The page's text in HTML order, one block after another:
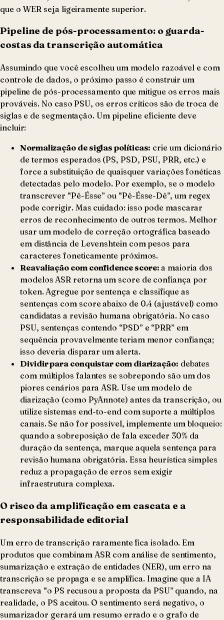
que o WER seja ligeiramente superior.
Pipeline de pós-processamento: o guarda-
costas da transcrição automática
Assumindo que você escolheu um modelo razoável e com
controle de dados, o próximo passo é construir um
pipeline de pós-processamento que mitigue os erros mais
prováveis. No caso PSU, os erros críticos são de troca de
siglas e de segmentação. Um pipeline eficiente deve
incluir:
Normalização de siglas políticas: crie um dicionário
de termos esperados (PS, PSD, PSU, PRR, etc.) e
force a substituição de quaisquer variações fonéticas
detectadas pelo modelo. Por exemplo, se o modelo
transcrever “Pê-Ésse” ou “Pê-Ésse-Dê”, um regex
pode corrigir. Mas cuidado: isso pode mascarar
erros de reconhecimento de outros termos. Melhor
usar um modelo de correção ortográfica baseado
em distância de Levenshtein com pesos para
caracteres foneticamente próximos.
Reavaliação com confidence score: a maioria dos
modelos ASR retorna um score de confiança por
token. Agregue por sentença e classifique as
sentenças com score abaixo de 0.4 (ajustável) como
candidatas a revisão humana obrigatória. No caso
PSU, sentenças contendo “PSD” e “PRR” em
sequência provavelmente teriam menor confiança;
isso deveria disparar um alerta.
Dividir para conquistar com diarização: debates
com múltiplos falantes se sobrepondo são um dos
piores cenários para ASR. Use um modelo de
diarização (como PyAnnote) antes da transcrição, ou
utilize sistemas end-to-end com suporte a múltiplos
canais. Se não for possível, implemente um bloqueio:
quando a sobreposição de fala exceder 30% da
duração da sentença, marque aquela sentença para
revisão humana obrigatória. Essa heurística simples
reduz a propagação de erros sem exigir
infraestrutura complexa.
O risco da amplificação em cascata e a
responsabilidade editorial
Um erro de transcrição raramente fica isolado. Em
produtos que combinam ASR com análise de sentimento,
sumarização e extração de entidades (NER), um erro na
transcrição se propaga e se amplifica. Imagine que a IA
transcreva “o PS recusou a proposta da PSU” quando, na
realidade, o PS aceitou. O sentimento será negativo, o
sumarizador gerará um resumo errado e o grafo de